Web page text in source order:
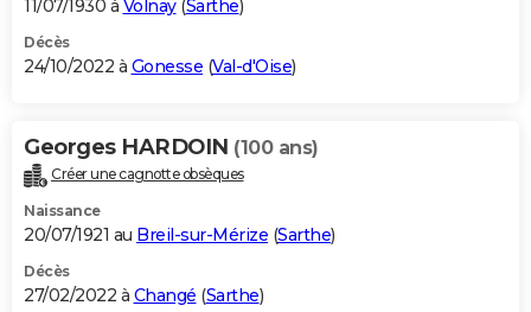
11/07/1930 à Volnay(Sarthe)
Décès
24/10/2022 à Gonesse (Val-d'Oise)
Georges HARDOIN (100 ans)
Créer une cagnotte obsèques
Naissance
20/07/1921 au Breil-sur-Mérize (Sarthe)
Décès
27/02/2022 à Changé (Sarthe)